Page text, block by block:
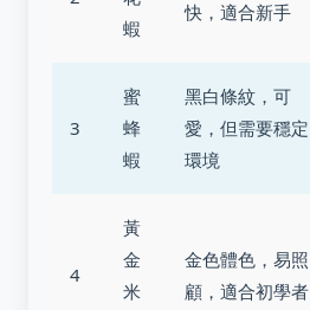
蝦
快，適合新手
3
蜜
蜂
蝦
黑白條紋，可
愛，但需要穩定
環境
4
黃
金
米
金色體色，易照
顧，適合初學者